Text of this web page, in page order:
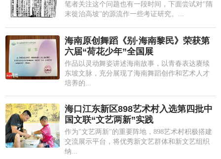
笔者关注这个问题也有一段时间，下面尝试对"隋
末徙治高坡"的源流作一些考证研究。...
海南原创舞蹈《别·海南黎民》荣获第
六届“荷花少年”全国展
作品以灵动舞姿讲述海南故事，以青春表达赓续
东坡文脉，充分展现了海南舞蹈创作和艺术人才
培养的...
海口江东新区898艺术村入选第四批中
国文联“文艺两新”实践
作为"文艺两新"的重要阵地，898艺术村积极搭建
交流展示平台，将优秀新文艺群体和新文艺组织
纳...